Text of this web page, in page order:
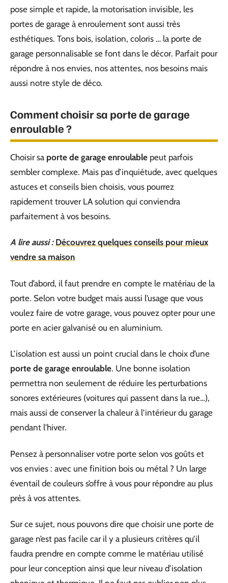
pose simple et rapide, la motorisation invisible, les
portes de garage à enroulement sont aussi très
esthétiques. Tons bois, isolation, coloris … la porte de
garage personnalisable se font dans le décor. Parfait pour
répondre à nos envies, nos attentes, nos besoins mais
aussi notre style de déco.
Comment choisir sa porte de garage
enroulable ?
Choisir sa porte de garage enroulable peut parfois
sembler complexe. Mais pas d’inquiétude, avec quelques
astuces et conseils bien choisis, vous pourrez
rapidement trouver LA solution qui conviendra
parfaitement à vos besoins.
A lire aussi : Découvrez quelques conseils pour mieux
vendre sa maison
Tout d’abord, il faut prendre en compte le matériau de la
porte. Selon votre budget mais aussi l’usage que vous
voulez faire de votre garage, vous pouvez opter pour une
porte en acier galvanisé ou en aluminium.
L’isolation est aussi un point crucial dans le choix d’une
porte de garage enroulable. Une bonne isolation
permettra non seulement de réduire les perturbations
sonores extérieures (voitures qui passent dans la rue…),
mais aussi de conserver la chaleur à l’intérieur du garage
pendant l’hiver.
Pensez à personnaliser votre porte selon vos goûts et
vos envies : avec une finition bois ou métal ? Un large
éventail de couleurs s’offre à vous pour répondre au plus
près à vos attentes.
Sur ce sujet, nous pouvons dire que choisir une porte de
garage n’est pas facile car il y a plusieurs critères qu’il
faudra prendre en compte comme le matériau utilisé
pour leur conception ainsi que leur niveau d’isolation